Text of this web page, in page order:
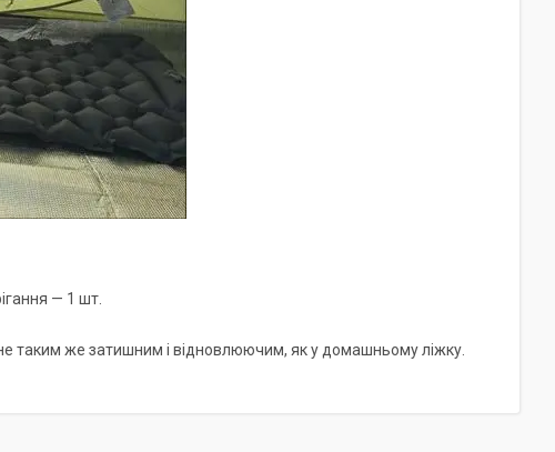
— 1 шт.
таким же затишним і відновлюючим, як у домашньому ліжку.